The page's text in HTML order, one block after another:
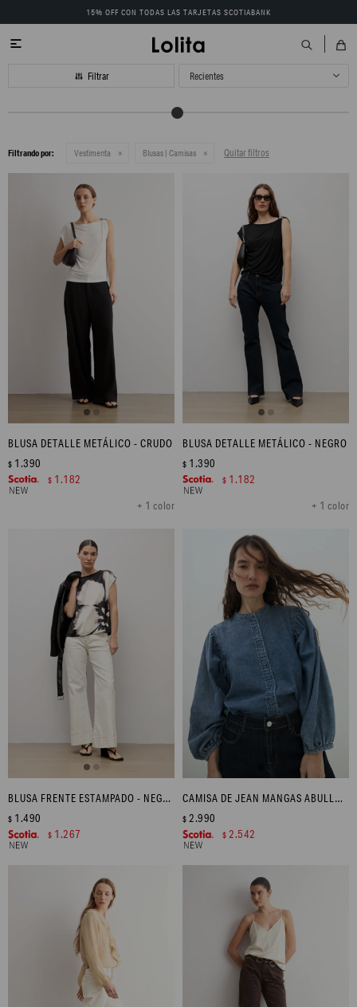
15% OFF CON TODAS LAS TARJETAS SCOTIABANK

Recientes
Filtrando por: Vestimenta Blusas | Camisas Quitar filtros
BLUSA DETALLE METÁLICO - CRUDO
+ 1 color
$ 1.390
$ 1.182
BLUSA DETALLE METÁLICO - NEGRO
+ 1 color
$ 1.390
$ 1.182
BLUSA FRENTE ESTAMPADO - NEGRO
$ 1.490
$ 1.267
CAMISA DE JEAN MANGAS ABULLONADAS - JEAN MEDIO
$ 2.990
$ 2.542